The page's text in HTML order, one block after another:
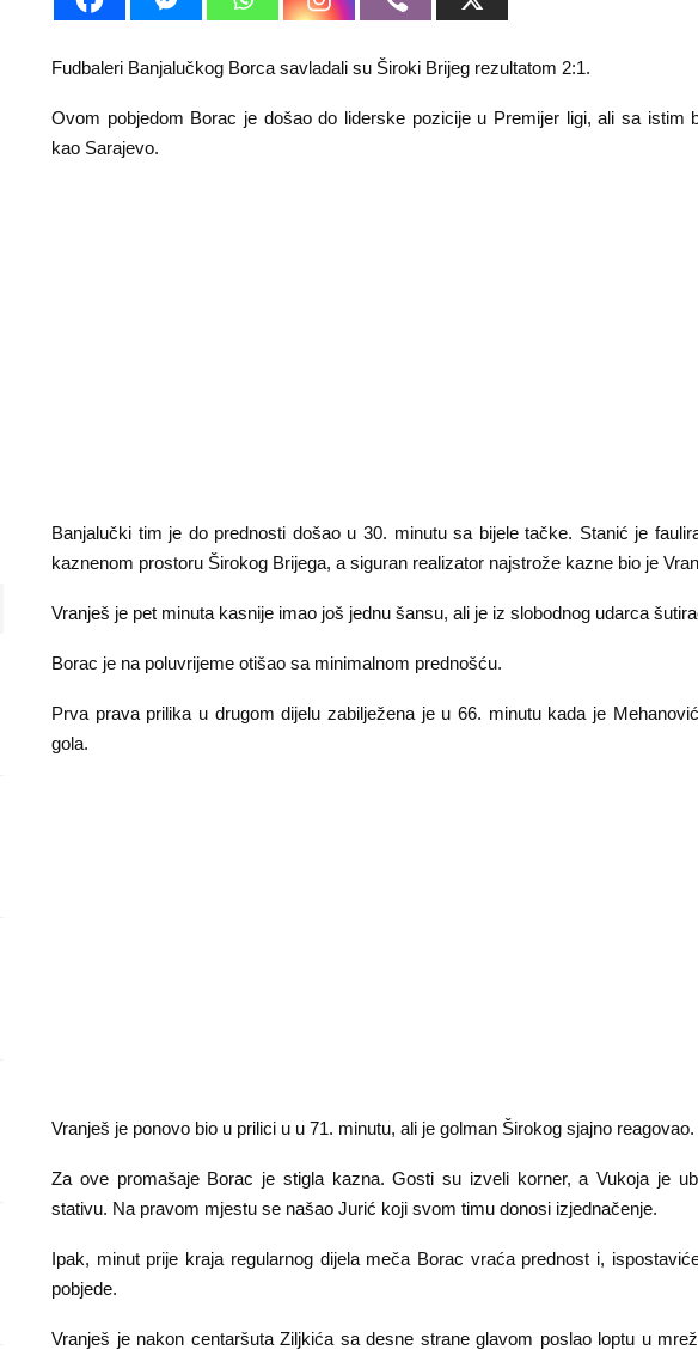
Fudbaleri Banjalučkog Borca savladali su Široki Brijeg rezultatom 2:1.
Ovom pobjedom Borac je došao do liderske pozicije u Premijer ligi, ali sa istim
kao Sarajevo.
Banjalučki tim je do prednosti došao u 30. minutu sa bijele tačke. Stanić je
kaznenom prostoru Širokog Brijega, a siguran realizator najstrože kazne bio je
Vranješ je pet minuta kasnije imao još jednu šansu, ali je iz slobodnog udarca
Borac je na poluvrijeme otišao sa minimalnom prednošću.
Prva prava prilika u drugom dijelu zabilježena je u 66. minutu kada je
gola.
Vranješ je ponovo bio u prilici u u 71. minutu, ali je golman Širokog sjajno reagovao.
Za ove promašaje Borac je stigla kazna. Gosti su izveli korner, a Vukoja je
stativu. Na pravom mjestu se našao Jurić koji svom timu donosi izjednačenje.
Ipak, minut prije kraja regularnog dijela meča Borac vraća prednost i,
pobjede.
Vranješ je nakon centaršuta Ziljkića sa desne strane glavom poslao loptu u